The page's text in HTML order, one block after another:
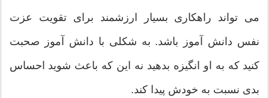
می تواند راهکاری بسیار ارزشمند برای تقویت عزت
نفس دانش آموز باشد. به شکلی با دانش آموز صحبت
کنید که به او انگیزه بدهید نه این که باعث شوید احساس
بدی نسبت به خودش پیدا کند.